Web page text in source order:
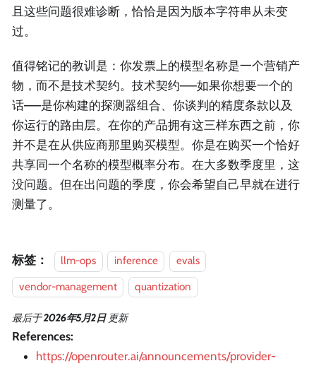
且这些问题很难诊断，恰恰是因为版本字符串从未变
过。
值得铭记的教训是：你发票上的模型名称是一个营销产
物，而不是技术契约。技术契约——如果你想要一个的
话——是你构建的探测器组合、你谈判的精度条款以及
你运行的路由层。在你的产品拥有这三样东西之前，你
并不是在从供应商那里购买模型。你是在购买一个恰好
共享同一个名称的模型概率分布。在大多数季度里，这
没问题。但在出问题的季度，你会希望自己早就在进行
测量了。
标签： llm-ops inference
evals
vendor-management
quantization
最后于2026年5月2日 更新
References:
https://openrouter.ai/announcements/provider-